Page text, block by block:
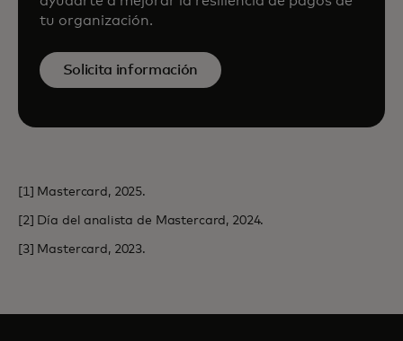
tu organización.
Solicita información
[1] Mastercard, 2025.
[2] Día del analista de Mastercard, 2024.
[3] Mastercard, 2023.